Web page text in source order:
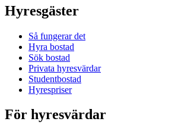
Hyresgäster
Så fungerar det
Hyra bostad
Sök bostad
Privata hyresvärdar
Studentbostad
Hyrespriser
För hyresvärdar